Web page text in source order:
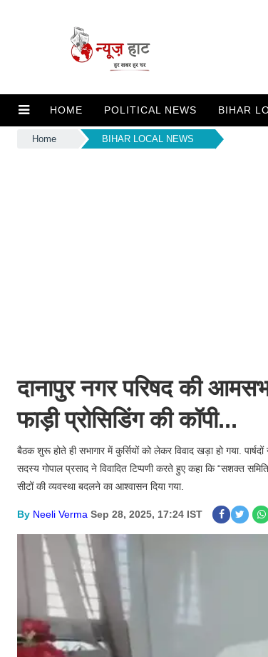
HOME POLITICAL NEWS BIHAR
Home BIHAR LOCAL NEWS
दानापुर नगर परिषद की
फाड़ी प्रोसिडिंग की कॉपी...
बैठक शुरू होते ही सभागार में कुर्सियों को लेकर विवाद खड़ा हो गया.
सदस्य गोपाल प्रसाद ने विवादित टिप्पणी करते हुए कहा कि “सशक्त
सीटों की व्यवस्था बदलने का आश्वासन दिया गया.
By Neeli Verma Sep 28, 2025, 17:24 IST